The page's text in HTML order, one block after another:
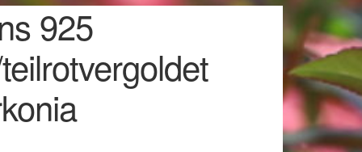
925